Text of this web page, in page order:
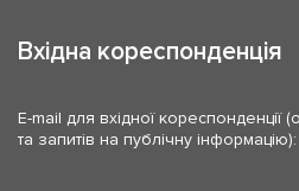
Вхідна кореспонденція
E-mail для вхідної кореспонденції
та запитів на публічну інформацію):